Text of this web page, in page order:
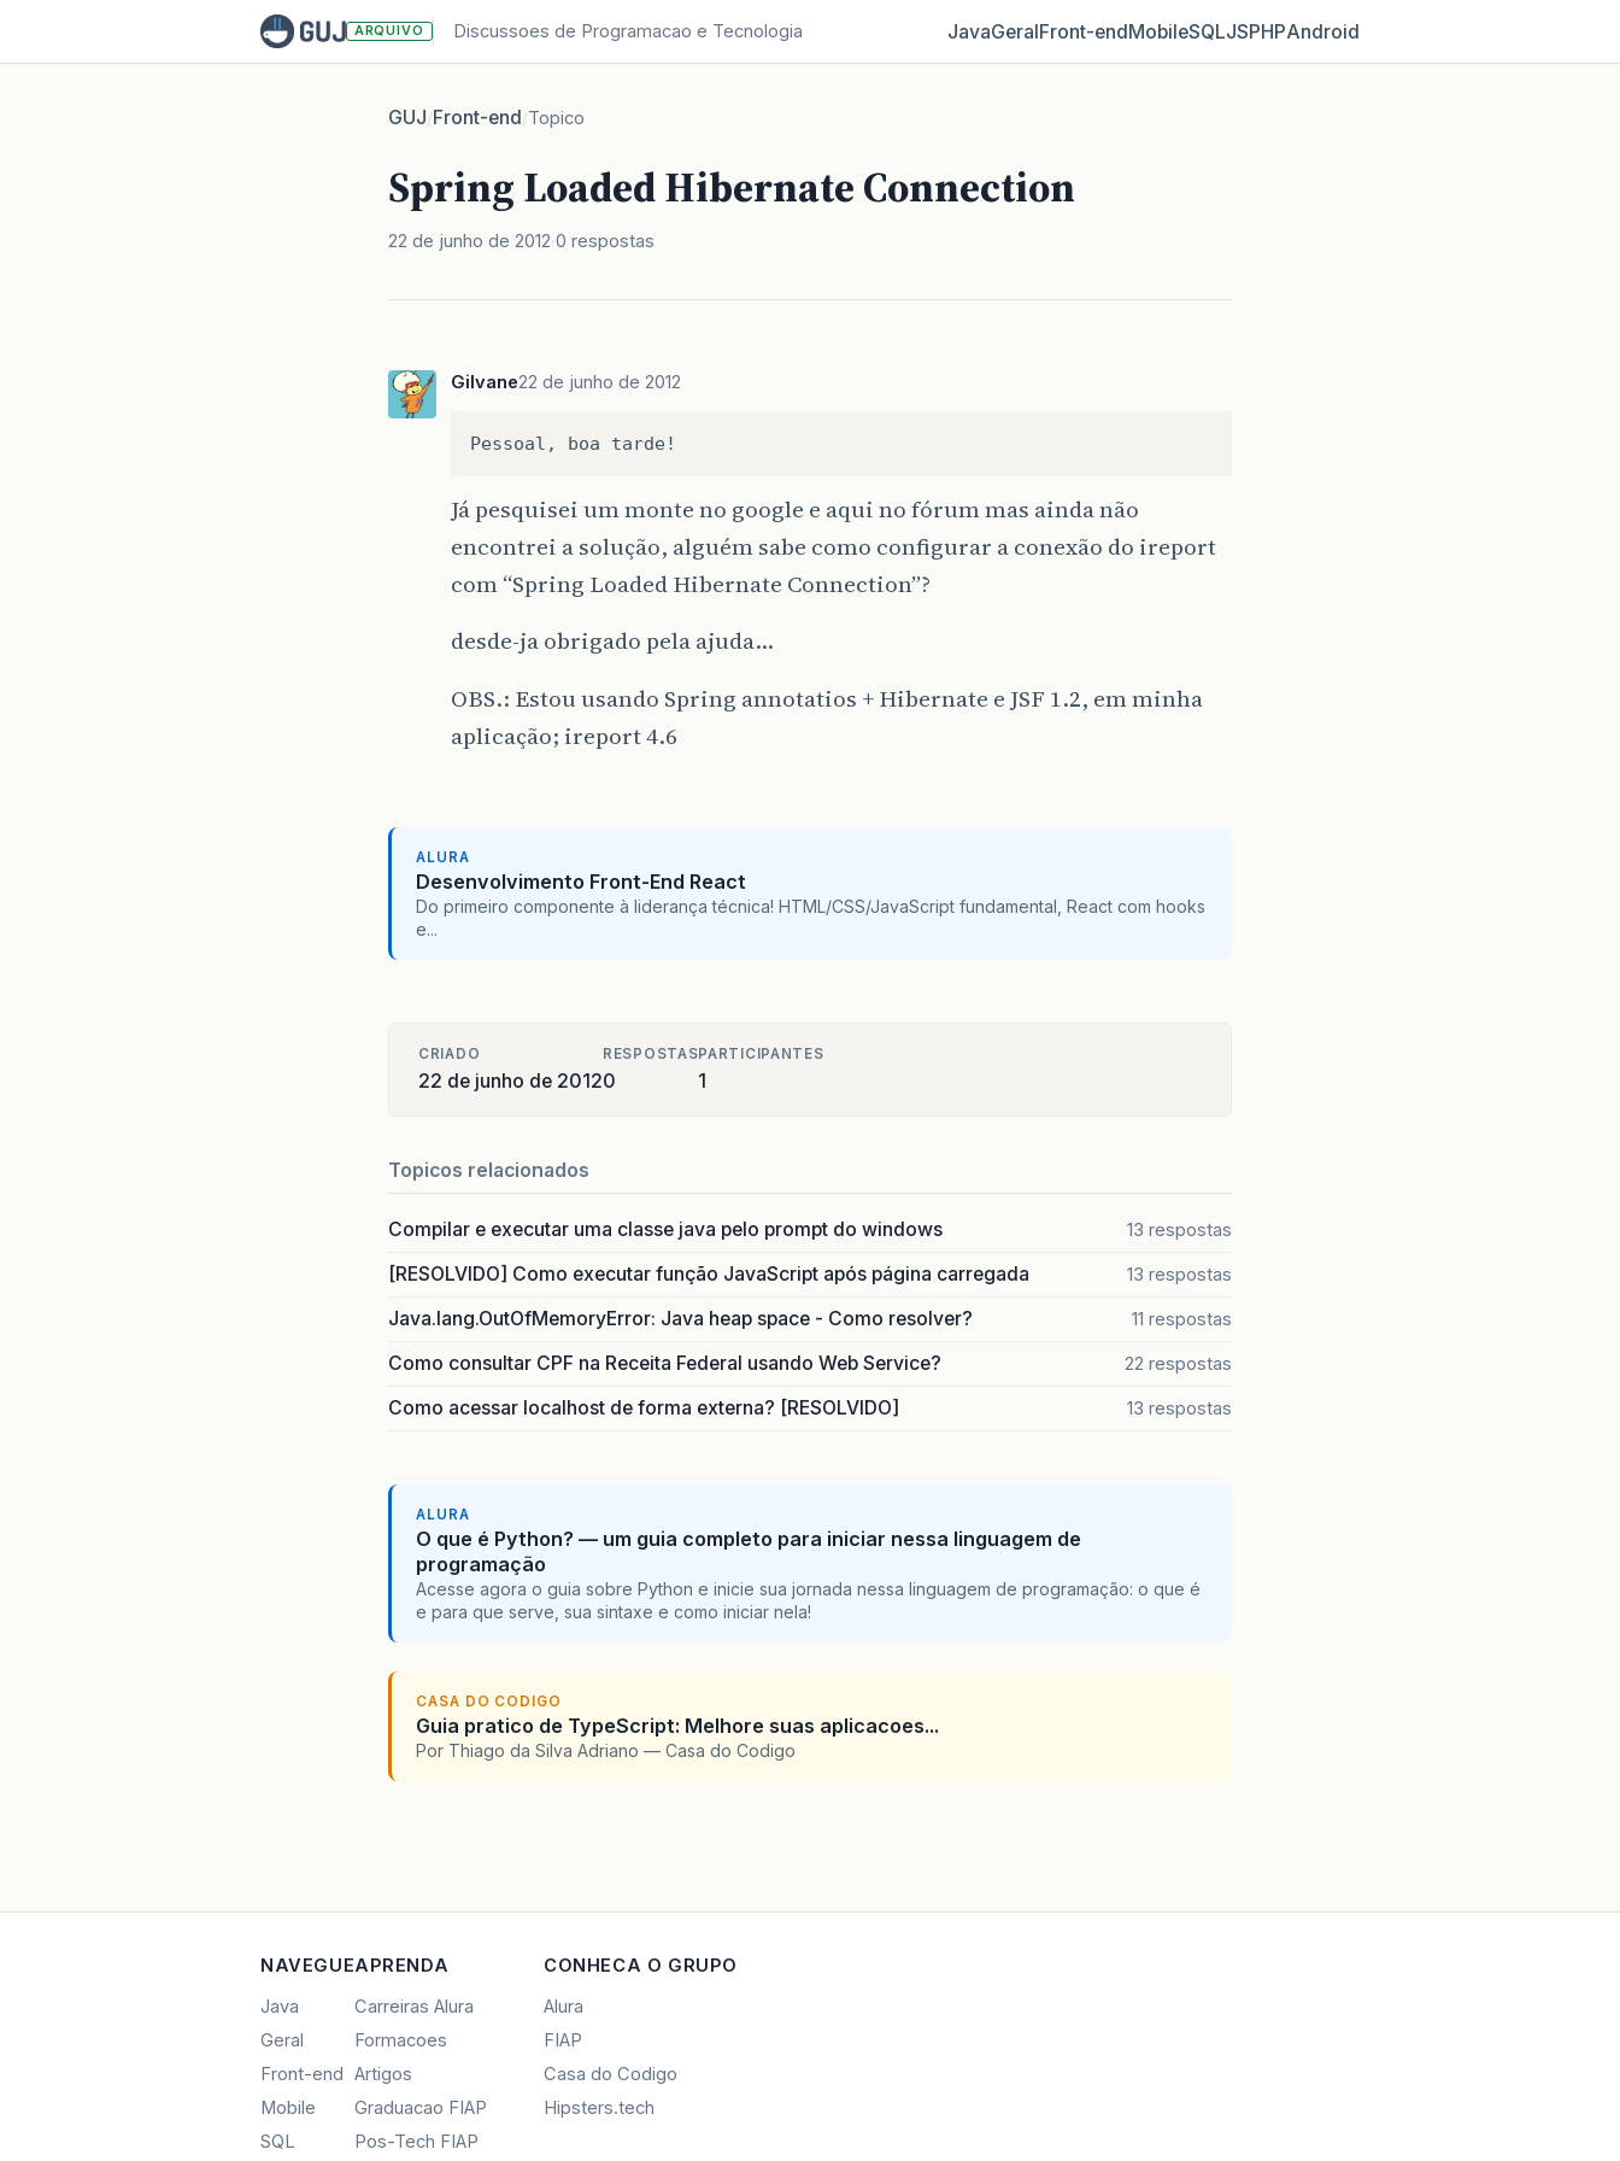
ARQUIVO Discussoes de Programacao e Tecnologia JavaGeralFront‑endMobileSQLJSPHPAndroid
GUJ/Front-end/Topico
Spring Loaded Hibernate Connection
22 de junho de 2012 0 respostas
Gilvane22 de junho de 2012
Já pesquisei um monte no google e aqui no fórum mas ainda não
encontrei a solução, alguém sabe como configurar a conexão do ireport
com “Spring Loaded Hibernate Connection”?
desde-ja obrigado pela ajuda…
OBS.: Estou usando Spring annotatios + Hibernate e JSF 1.2, em minha
aplicação; ireport 4.6
ALURA
Desenvolvimento Front-End React
Do primeiro componente à liderança técnica! HTML/CSS/JavaScript fundamental, React com hooks
e...
CRIADO
22 de junho de 2012
RESPOSTAS
0
PARTICIPANTES
1
Topicos relacionados
Compilar e executar uma classe java pelo prompt do windows 13 respostas
[RESOLVIDO] Como executar função JavaScript após página carregada 13 respostas
Java.lang.OutOfMemoryError: Java heap space - Como resolver? 11 respostas
Como consultar CPF na Receita Federal usando Web Service? 22 respostas
Como acessar localhost de forma externa? [RESOLVIDO] 13 respostas
ALURA
O que é Python? — um guia completo para iniciar nessa linguagem de
programação
Acesse agora o guia sobre Python e inicie sua jornada nessa linguagem de programação: o que é
e para que serve, sua sintaxe e como iniciar nela!
CASA DO CODIGO
Guia pratico de TypeScript: Melhore suas aplicacoes...
Por Thiago da Silva Adriano — Casa do Codigo
NAVEGUE
Java
Geral
Front-end
Mobile
SQL
APRENDA
Carreiras Alura
Formacoes
Artigos
Graduacao FIAP
Pos-Tech FIAP
CONHECA O GRUPO
Alura
FIAP
Casa do Codigo
Hipsters.tech